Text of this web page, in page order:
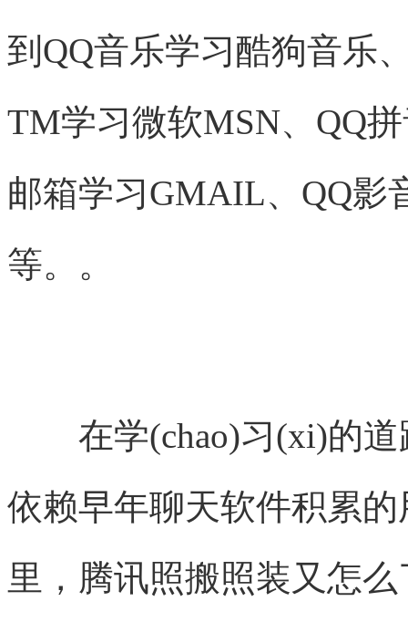
到QQ音乐学习酷狗音乐
TM学习微软MSN、QQ
邮箱学习GMAIL、QQ影
等。。
在学(chao)习(xi)的道
依赖早年聊天软件积累
里，腾讯照搬照装又怎